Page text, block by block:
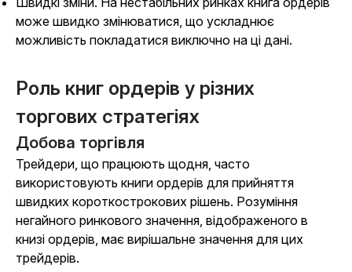
може швидко змінюватися, що ускладнює
можливість покладатися виключно на ці дані.
Роль книг ордерів у різних
торгових стратегіях
Добова торгівля
Трейдери, що працюють щодня, часто
використовують книги ордерів для прийняття
швидких короткострокових рішень. Розуміння
негайного ринкового значення, відображеного в
книзі ордерів, має вирішальне значення для цих
трейдерів.